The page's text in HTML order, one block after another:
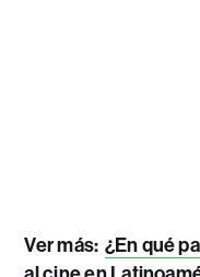
Ver más: ¿En qué